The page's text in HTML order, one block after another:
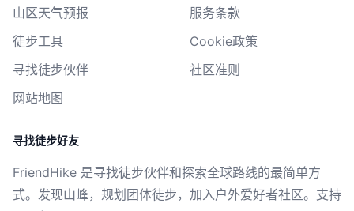
山区天气预报
徒步工具
寻找徒步伙伴
网站地图
服务条款
Cookie政策
社区准则
寻找徒步好友
FriendHike 是寻找徒步伙伴和探索全球路线的最简单方
式。发现山峰，规划团体徒步，加入户外爱好者社区。支持